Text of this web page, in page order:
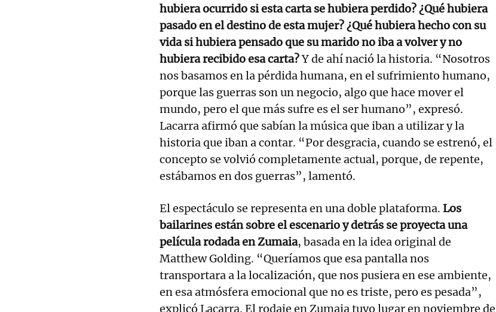
hubiera ocurrido si esta carta se hubiera perdido? ¿Qué hubiera
pasado en el destino de esta mujer? ¿Qué hubiera hecho con su
vida si hubiera pensado que su marido no iba a volver y no
hubiera recibido esa carta?Y de ahí nació la historia. “Nosotros
nos basamos en la pérdida humana, en el sufrimiento humano,
porque las guerras son un negocio, algo que hace mover el
mundo, pero el que más sufre es el ser humano”, expresó.
Lacarra afirmó que sabían la música que iban a utilizar y la
historia que iban a contar. “Por desgracia, cuando se estrenó, el
concepto se volvió completamente actual, porque, de repente,
estábamos en dos guerras”, lamentó.
El espectáculo se representa en una doble plataforma. Los
bailarines están sobre el escenario y detrás se proyecta una
película rodada en Zumaia, basada en la idea original de
Matthew Golding. “Queríamos que esa pantalla nos
transportara a la localización, que nos pusiera en ese ambiente,
en esa atmósfera emocional que no es triste, pero es pesada”,
explicó Lacarra. El rodaje en Zumaia tuvo lugar en noviembre de